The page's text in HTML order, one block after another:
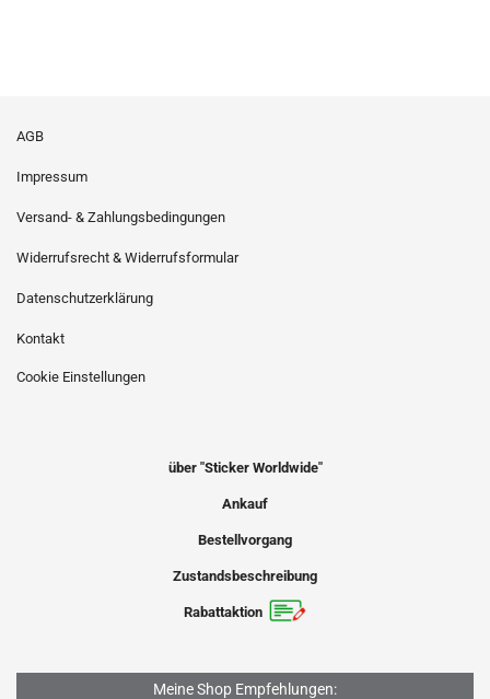
AGB
Impressum
Versand- & Zahlungsbedingungen
Widerrufsrecht & Widerrufsformular
Datenschutzerklärung
Kontakt
Cookie Einstellungen
über "Sticker Worldwide"
Ankauf
Bestellvorgang
Zustandsbeschreibung
Rabattaktion
Meine Shop Empfehlungen: